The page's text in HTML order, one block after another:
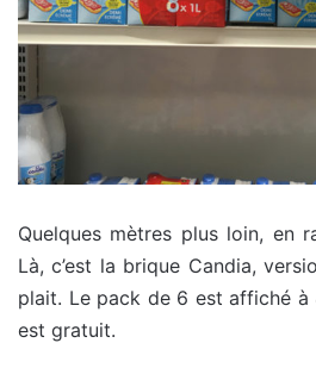
Quelques mètres plus loin, en
Là, c’est la brique Candia,
plait. Le pack de 6 est affiché
est gratuit.